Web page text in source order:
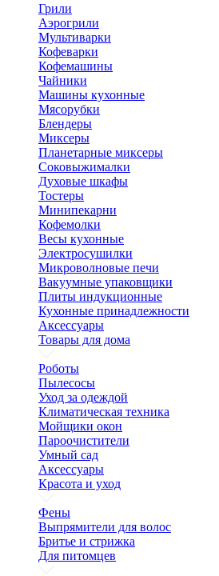
Грили
Аэрогрили
Мультиварки
Кофеварки
Кофемашины
Чайники
Машины кухонные
Мясорубки
Блендеры
Миксеры
Планетарные миксеры
Соковыжималки
Духовые шкафы
Тостеры
Минипекарни
Кофемолки
Весы кухонные
Электросушилки
Микроволновые печи
Вакуумные упаковщики
Плиты индукционные
Кухонные принадлежности
Аксессуары
Товары для дома
Роботы
Пылесосы
Уход за одеждой
Климатическая техника
Мойщики окон
Пароочистители
Умный сад
Аксессуары
Красота и уход
Фены
Выпрямители для волос
Бритье и стрижка
Для питомцев